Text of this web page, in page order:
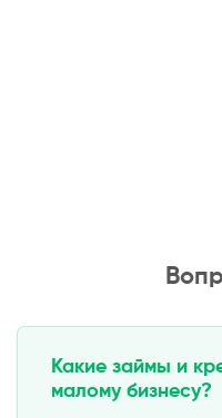
Какие займы и
малому бизнесу?